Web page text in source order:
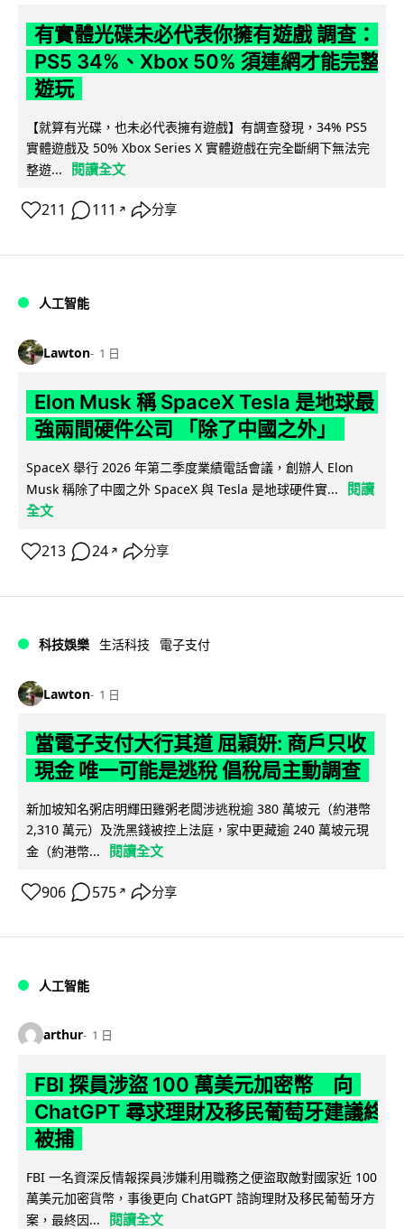
有實體光碟未必代表你擁有遊戲 調查：
PS5 34%、Xbox 50% 須連網才能完整
遊玩
【就算有光碟，也未必代表擁有遊戲】有調查發現，34% PS5
實體遊戲及 50% Xbox Series X 實體遊戲在完全斷網下無法完
整遊...
閱讀全文
211 111 ↗ 分享
人工智能
Lawton 1 日
Elon Musk 稱 SpaceX Tesla 是地球最
強兩間硬件公司 「除了中國之外」
SpaceX 舉行 2026 年第二季度業績電話會議，創辦人 Elon
Musk 稱除了中國之外 SpaceX 與 Tesla 是地球硬件實...
閱讀
全文
213 24 ↗ 分享
科技娛樂 生活科技 電子支付
Lawton 1 日
當電子支付大行其道 屈穎妍: 商戶只收
現金 唯一可能是逃稅 倡稅局主動調查
新加坡知名粥店明輝田雞粥老闆涉逃稅逾 380 萬坡元（約港幣
2,310 萬元）及洗黑錢被控上法庭，家中更藏逾 240 萬坡元現
金（約港幣...
閱讀全文
906 575 ↗ 分享
人工智能
arthur 1 日
FBI 探員涉盜 100 萬美元加密幣 向
ChatGPT 尋求理財及移民葡萄牙建議終
被捕
FBI 一名資深反情報探員涉嫌利用職務之便盜取敵對國家近 100
萬美元加密貨幣，事後更向 ChatGPT 諮詢理財及移民葡萄牙方
案，最終因...
閱讀全文